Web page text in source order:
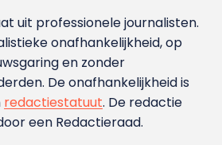
uit professionele journalisten.
onafhankelijkheid, op
en zonder
De onafhankelijkheid is
redactiestatuut. De redactie
een Redactieraad.